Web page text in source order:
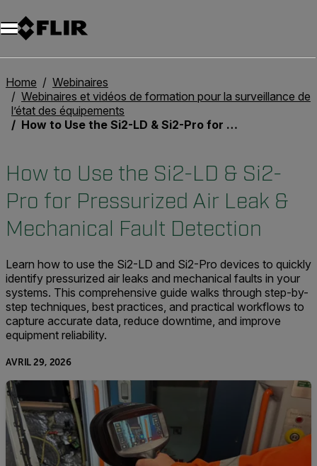
Unread messages
Modèle
Supprimer
articles
article
Ajouter au panier
Ajouté au panier
Home
Webinaires
Webinaires et vidéos de formation pour la surveillance de
l’état des équipements
How to Use the Si2-LD & Si2-Pro for Pressurized Air Leak & Mechanical Fault Detection
How to Use the Si2-LD & Si2-
Pro for Pressurized Air Leak &
Mechanical Fault Detection
Learn how to use the Si2-LD and Si2-Pro devices to quickly
identify pressurized air leaks and mechanical faults in your
systems. This comprehensive guide walks through step-by-
step techniques, best practices, and practical workflows to
capture accurate data, reduce downtime, and improve
equipment reliability.
AVRIL 29, 2026